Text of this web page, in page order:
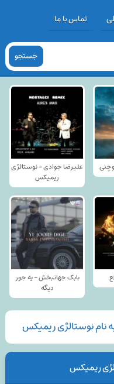
تماس با ما
جستجو
علیرضا جوادی - نوستالژی
ریمیکس
بابک جهانبخش - یه جور
دیگه
نام نوستالژی ریمیکس
ریمیکس